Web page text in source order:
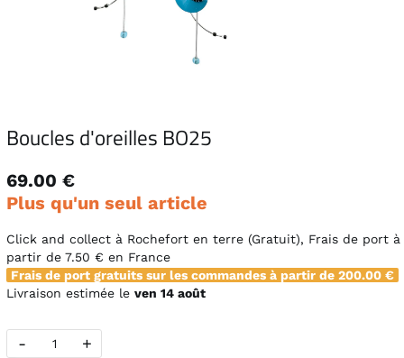
Boucles d'oreilles BO25
69.00 €
Plus qu'un seul article
Click and collect à Rochefort en terre (Gratuit), Frais de port à
partir de 7.50 € en France
Frais de port gratuits sur les commandes à partir de 200.00 €
Livraison estimée le ven 14 août
- +